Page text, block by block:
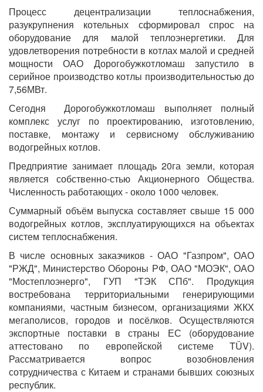
Процесс децентрализации теплоснабжения,
разукрупнения котельных сформировал спрос на
оборудование для малой теплоэнергетики. Для
удовлетворения потребности в котлах малой и средней
мощности ОАО Дорогобужкотломаш запустило в
серийное производство котлы производительностью до
7,56МВт.
Сегодня Дорогобужкотломаш выполняет полный
комплекс услуг по проектированию, изготовлению,
поставке, монтажу и сервисному обслуживанию
водогрейных котлов.
Предприятие занимает площадь 20га земли, которая
является собственно-стью Акционерного Общества.
Численность работающих - около 1000 человек.
Суммарный объём выпуска составляет свыше 15 000
водогрейных котлов, эксплуатирующихся на объектах
систем теплоснабжения.
В числе основных заказчиков - ОАО "Газпром", ОАО
"РЖД", Министерство Обороны РФ, ОАО "МОЭК", ОАО
"Мостеплоэнерго", ГУП "ТЭК СПб". Продукция
востребована территориальными генерирующими
компаниями, частным бизнесом, организациями ЖКХ
мегаполисов, городов и посёлков. Осуществляются
экспортные поставки в страны ЕС (оборудование
аттестовано по европейской системе TÜV).
Рассматривается вопрос возобновления
сотрудничества с Китаем и странами бывших союзных
республик.